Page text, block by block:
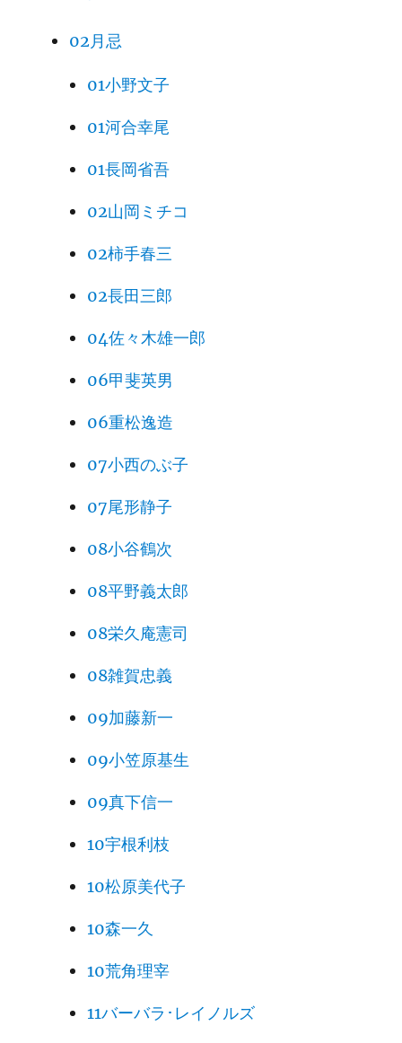
02月忌
01小野文子
01河合幸尾
01長岡省吾
02山岡ミチコ
02柿手春三
02長田三郎
04佐々木雄一郎
06甲斐英男
06重松逸造
07小西のぶ子
07尾形静子
08小谷鶴次
08平野義太郎
08栄久庵憲司
08雑賀忠義
09加藤新一
09小笠原基生
09真下信一
10宇根利枝
10松原美代子
10森一久
10荒角理宰
11バーバラ･レイノルズ